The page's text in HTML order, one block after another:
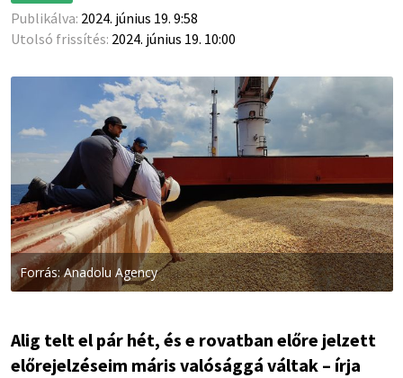
Publikálva: 2024. június 19. 9:58
Utolsó frissítés: 2024. június 19. 10:00
Forrás: Anadolu Agency
Alig telt el pár hét, és e rovatban előre jelzett
előrejelzéseim máris valósággá váltak – írja